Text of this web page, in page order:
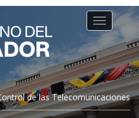
de las Telecomunicaciones
Toggle
navigation